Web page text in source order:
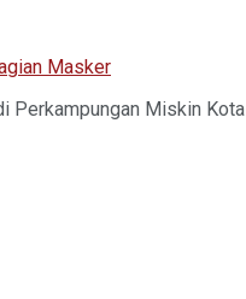
Masker
Perkampungan Miskin Kota